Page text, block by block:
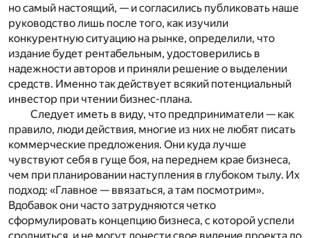
но самый настоящий, — и согласились публиковать наше
руководство лишь после того, как изучили
конкурентную ситуацию на рынке, определили, что
издание будет рентабельным, удостоверились в
надежности авторов и приняли решение о выделении
средств. Именно так действует всякий потенциальный
инвестор при чтении бизнес-плана.
Следует иметь в виду, что предприниматели — как
правило, люди действия, многие из них не любят писать
коммерческие предложения. Они куда лучше
чувствуют себя в гуще боя, на переднем крае бизнеса,
чем при планировании наступления в глубоком тылу. Их
подход: «Главное — ввязаться, а там посмотрим».
Вдобавок они часто затрудняются четко
сформулировать концепцию бизнеса, с которой успели